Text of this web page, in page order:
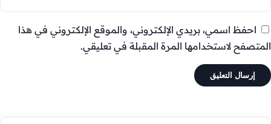
احفظ اسمي، بريدي الإلكتروني، والموقع الإلكتروني في هذا
المتصفح لاستخدامها المرة المقبلة في تعليقي.